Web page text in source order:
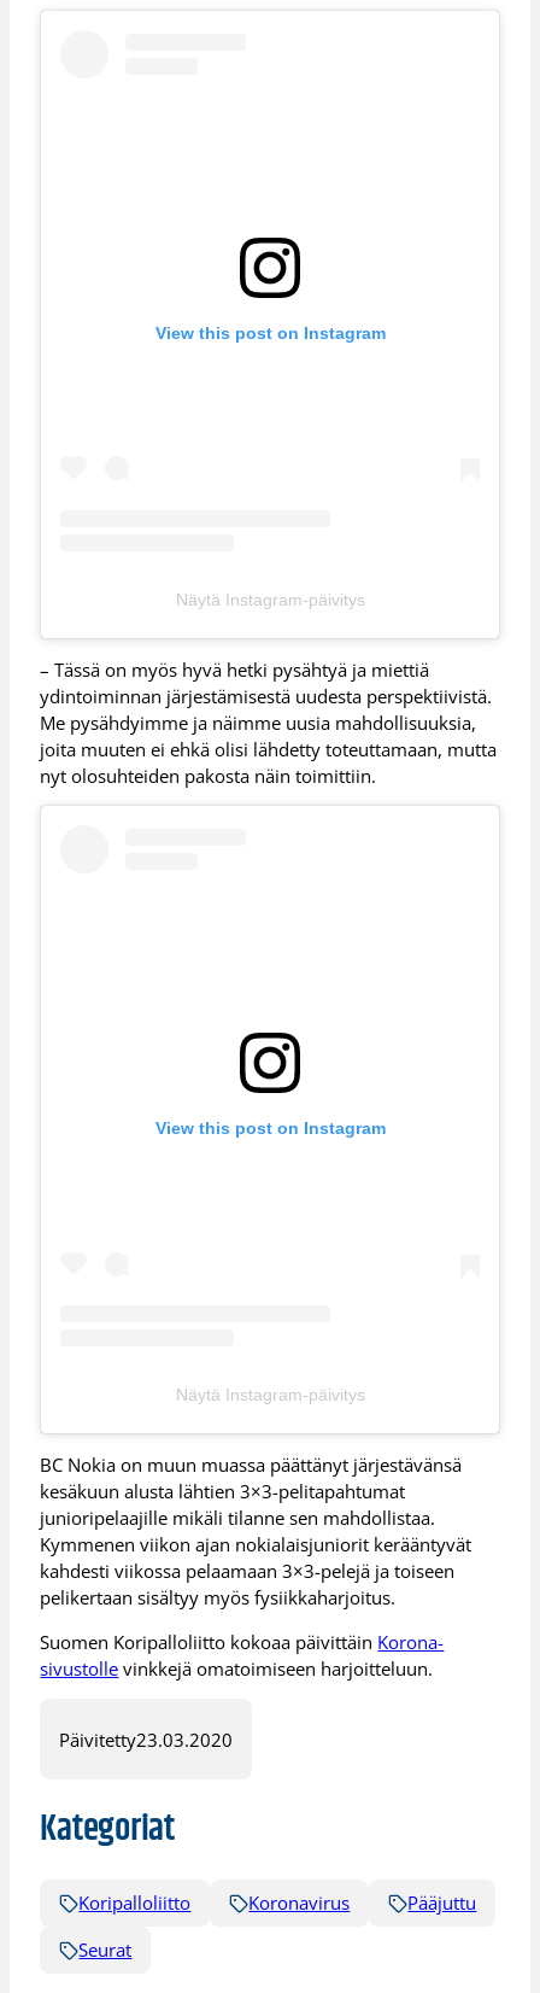
View this post on Instagram
Näytä Instagram-päivitys
– Tässä on myös hyvä hetki pysähtyä ja miettiä
ydintoiminnan järjestämisestä uudesta perspektiivistä.
Me pysähdyimme ja näimme uusia mahdollisuuksia,
joita muuten ei ehkä olisi lähdetty toteuttamaan, mutta
nyt olosuhteiden pakosta näin toimittiin.
View this post on Instagram
Näytä Instagram-päivitys
BC Nokia on muun muassa päättänyt järjestävänsä
kesäkuun alusta lähtien 3×3-pelitapahtumat
junioripelaajille mikäli tilanne sen mahdollistaa.
Kymmenen viikon ajan nokialaisjuniorit kerääntyvät
kahdesti viikossa pelaamaan 3×3-pelejä ja toiseen
pelikertaan sisältyy myös fysiikkaharjoitus.
Suomen Koripalloliitto kokoaa päivittäin Korona-
sivustolle vinkkejä omatoimiseen harjoitteluun.
Päivitetty23.03.2020
Kategoriat
Koripalloliitto Koronavirus
Pääjuttu
Seurat